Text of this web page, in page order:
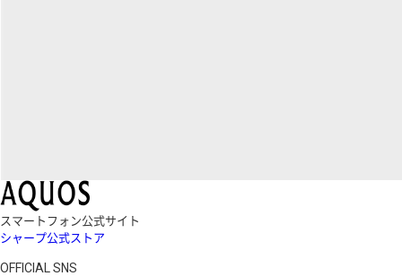
スマートフォン公式サイト
シャープ公式ストア
OFFICIAL SNS